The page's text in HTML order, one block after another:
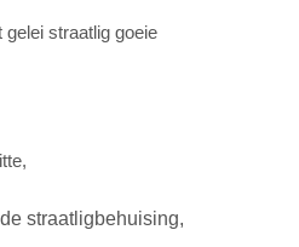
straatlig goeie
straatligbehuising,